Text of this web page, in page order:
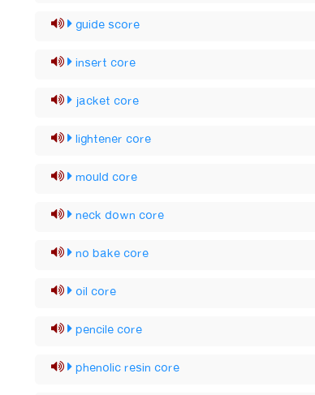
guide score
insert core
jacket core
lightener core
mould core
neck down core
no bake core
oil core
pencile core
phenolic resin core